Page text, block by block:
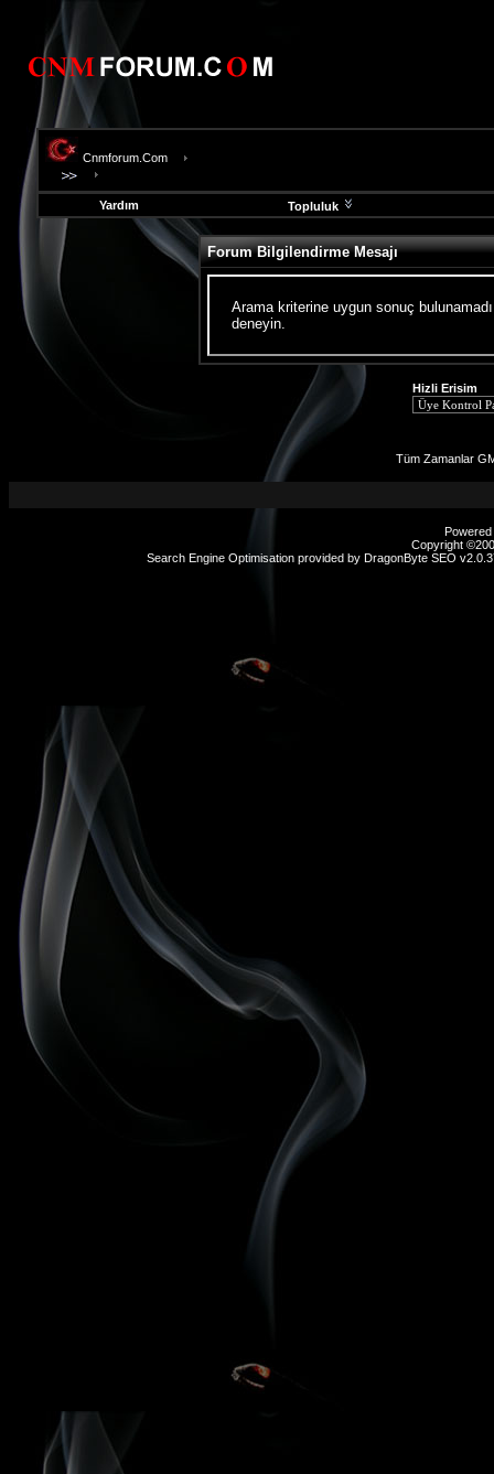
Cnmforum.Com
Yardım Topluluk
Forum Bilgilendirme Mesajı
Arama kriterine uygun sonuç
deneyin.
Hizli Erisim
Tüm Zamanlar
Copyright
Search Engine Optimisation provided by DragonByte SEO